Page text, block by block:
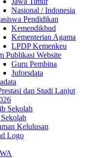
Nasional / Indonesia
Pendidikan
Kemendikbud
Kementerian Agama
LPDP Kemenkeu
Publikasi Website
Guru Pembina
Juforsdata
dan Studi Lanjut
Sekolah
Kelulusan
Logo